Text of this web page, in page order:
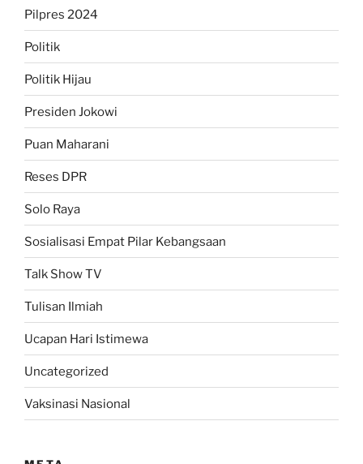
Pilpres 2024
Politik
Politik Hijau
Presiden Jokowi
Puan Maharani
Reses DPR
Solo Raya
Sosialisasi Empat Pilar Kebangsaan
Talk Show TV
Tulisan Ilmiah
Ucapan Hari Istimewa
Uncategorized
Vaksinasi Nasional